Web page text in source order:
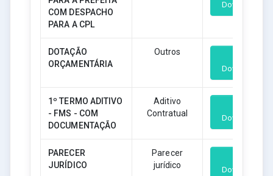
COM DESPACHO
PARA A CPL
Download
DOTAÇÃO
ORÇAMENTÁRIA
Outros
Download
1º TERMO ADITIVO
- FMS - COM
DOCUMENTAÇÃO
Aditivo
Contratual
Download
PARECER
JURÍDICO
Parecer
jurídico
Download